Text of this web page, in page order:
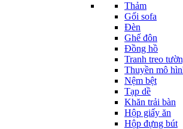
Thảm
Gối sofa
Đèn
Ghế đôn
Đồng hồ
Tranh treo
Thuyền mô
Nệm bệt
Tạp dề
Khăn trải bàn
Hộp giấy ăn
Hộp đựng bút